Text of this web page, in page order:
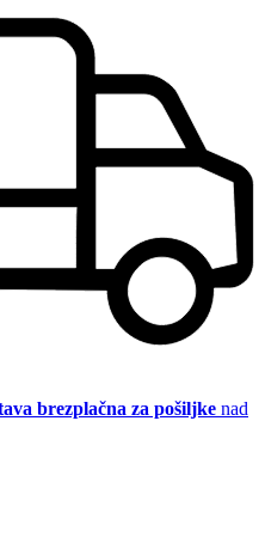
brezplačna za pošiljke nad